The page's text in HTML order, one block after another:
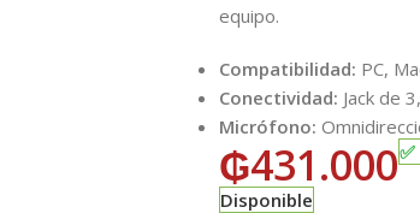
equipo.
Compatibilidad: PC,
Conectividad: Jack de
Micrófono:
₲431.000
Disponible